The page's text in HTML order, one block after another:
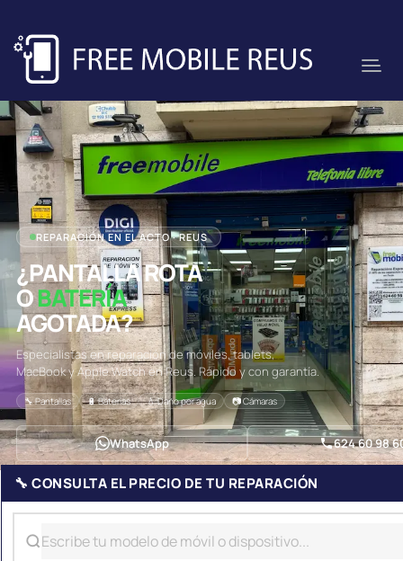
REPARACIÓN EN EL ACTO · REUS
¿PANTALLA ROTA
OBATERÍA
AGOTADA?
Especialistas en reparación de móviles, tablets,
MacBook y Apple Watch en Reus. Rápido y con garantía.
🔧 Pantallas 🔋 Baterías 💧 Daño por agua 📷 Cámaras
WhatsApp 624 60 98
🔧 CONSULTA EL PRECIO DE TU REPARACIÓN